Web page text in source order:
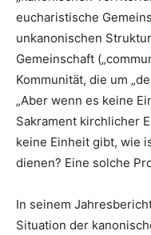
eucharistische
unkanonischen
Gemeinschaft
Kommunität, die um
„Aber wenn es keine
Sakrament kirchlicher
keine Einheit gibt, wie
dienen? Eine solche
In seinem
Situation der